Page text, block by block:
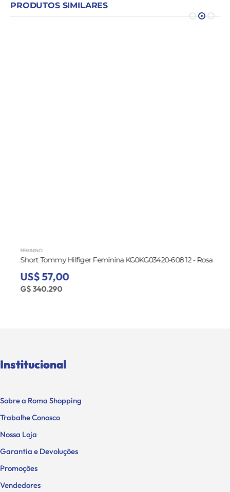
PRODUTOS SIMILARES
FEMININO
Short Tommy Hilfiger Feminina KG0KG03420-608 12 - Rosa
US$ 57,00
G$ 340.290
Institucional
Sobre a Roma Shopping
Trabalhe Conosco
Nossa Loja
Garantia e Devoluções
Promoções
Vendedores